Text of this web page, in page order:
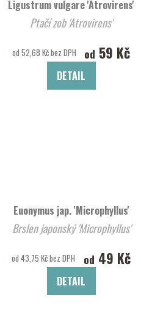
Ligustrum vulgare 'Atrovirens'
Ptačí zob 'Atrovirens'
od 52,68 Kč bez DPH od 59 Kč
DETAIL
Euonymus jap. 'Microphyllus'
Brslen japonský 'Microphyllus'
od 43,75 Kč bez DPH od 49 Kč
DETAIL